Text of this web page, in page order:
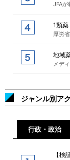
JFAが
1類
厚労
地域
メデ
ジャンル別ア
行政・政治
【